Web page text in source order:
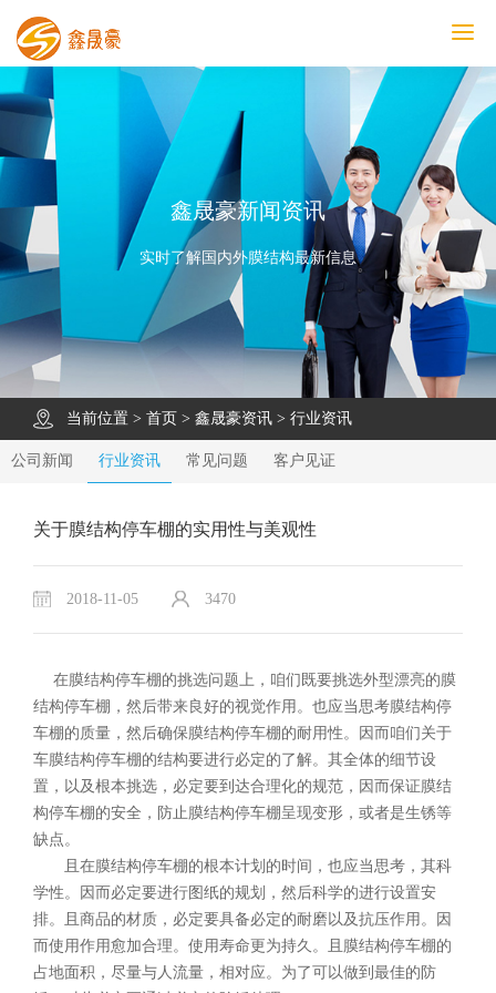
鑫晟豪首页
产品中心
工程案例
膜结构车棚
污水池反吊膜加盖
鑫晟豪资讯
关于鑫晟豪
联系鑫晟豪
鑫晟豪新闻资讯
实时了解国内外膜结构最新信息
当前位置 > 首页 > 鑫晟豪资讯 > 行业资讯
公司新闻 行业资讯 常见问题 客户见证
关于膜结构停车棚的实用性与美观性
2018-11-05 3470
在膜结构停车棚的挑选问题上，咱们既要挑选外型漂亮的膜
结构停车棚，然后带来良好的视觉作用。也应当思考膜结构停
车棚的质量，然后确保膜结构停车棚的耐用性。因而咱们关于
车膜结构停车棚的结构要进行必定的了解。其全体的细节设
置，以及根本挑选，必定要到达合理化的规范，因而保证膜结
构停车棚的安全，防止膜结构停车棚呈现变形，或者是生锈等
缺点。
且在膜结构停车棚的根本计划的时间，也应当思考，其科
学性。因而必定要进行图纸的规划，然后科学的进行设置安
排。且商品的材质，必定要具备必定的耐磨以及抗压作用。因
而使用作用愈加合理。使用寿命更为持久。且膜结构停车棚的
占地面积，尽量与人流量，相对应。为了可以做到最佳的防